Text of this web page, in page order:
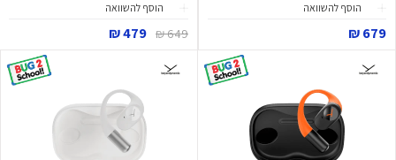
הוסף להשוואה
679 ₪
הוסף להשוואה
649 ₪
479 ₪